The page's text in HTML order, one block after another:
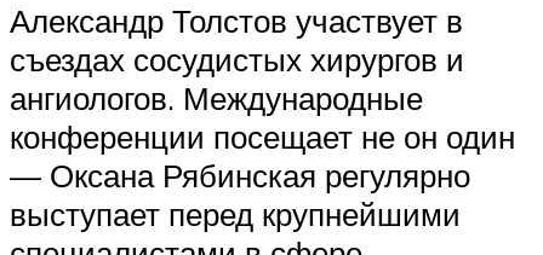
Александр Толстов участвует в
съездах сосудистых хирургов и
ангиологов. Международные
конференции посещает не он один
— Оксана Рябинская регулярно
выступает перед крупнейшими